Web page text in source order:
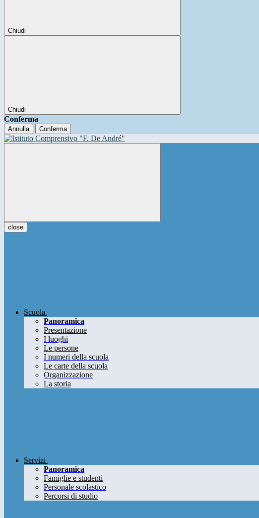
Chiudi
Chiudi
Conferma
Annulla Conferma
close
Scuola
Panoramica
Presentazione
I luoghi
Le persone
I numeri della scuola
Le carte della scuola
Organizzazione
La storia
Servizi
Panoramica
Famiglie e studenti
Personale scolastico
Percorsi di studio